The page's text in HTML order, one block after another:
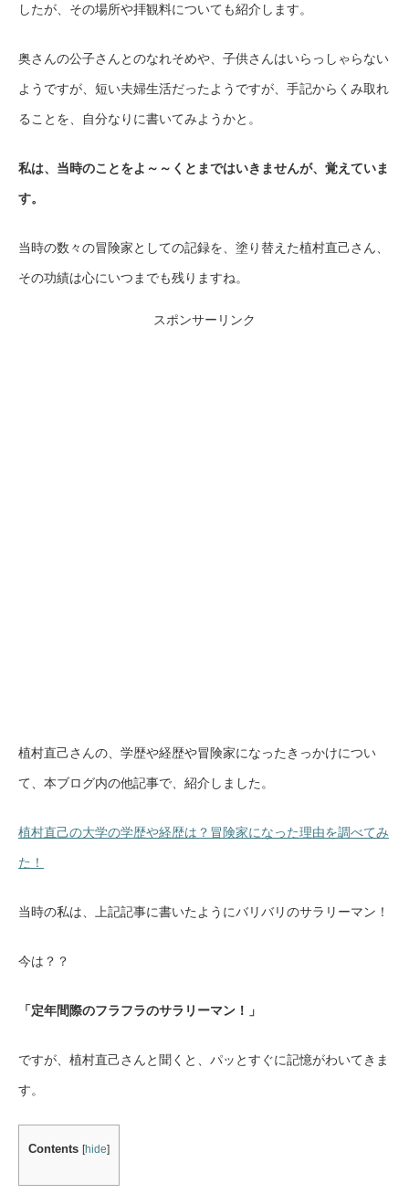
したが、その場所や拝観料についても紹介します。
奥さんの公子さんとのなれそめや、子供さんはいらっしゃらない
ようですが、短い夫婦生活だったようですが、手記からくみ取れ
ることを、自分なりに書いてみようかと。
私は、当時のことをよ～～くとまではいきませんが、覚えていま
す。
当時の数々の冒険家としての記録を、塗り替えた植村直己さん、
その功績は心にいつまでも残りますね。
スポンサーリンク
植村直己さんの、学歴や経歴や冒険家になったきっかけについ
て、本ブログ内の他記事で、紹介しました。
植村直己の大学の学歴や経歴は？冒険家になった理由を調べてみ
た！
当時の私は、上記記事に書いたようにバリバリのサラリーマン！
今は？？
「定年間際のフラフラのサラリーマン！」
ですが、植村直己さんと聞くと、パッとすぐに記憶がわいてきま
す。
Contents [hide]